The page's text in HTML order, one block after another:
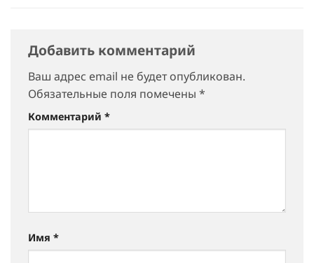
Добавить комментарий
Ваш адрес email не будет опубликован.
Обязательные поля помечены *
Комментарий *
Имя *